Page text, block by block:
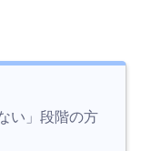
い」段階の方